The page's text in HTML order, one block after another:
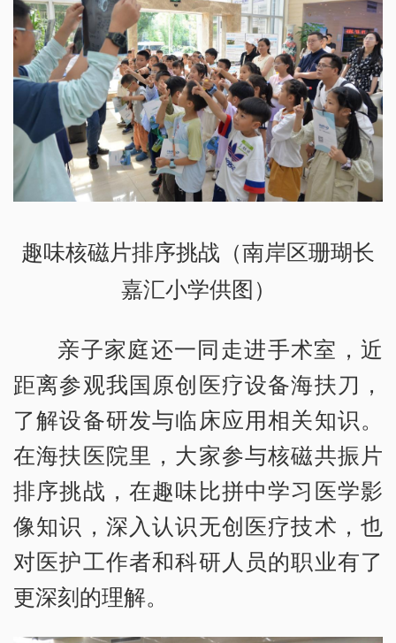
趣味核磁片排序挑战（南岸区珊瑚长
嘉汇小学供图）
亲子家庭还一同走进手术室，近
距离参观我国原创医疗设备海扶刀，
了解设备研发与临床应用相关知识。
在海扶医院里，大家参与核磁共振片
排序挑战，在趣味比拼中学习医学影
像知识，深入认识无创医疗技术，也
对医护工作者和科研人员的职业有了
更深刻的理解。